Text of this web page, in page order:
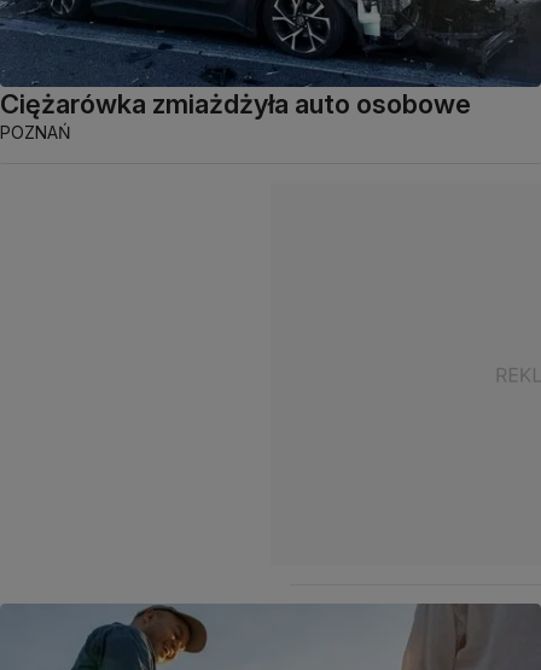
Ciężarówka zmiażdżyła auto osobowe
POZNAŃ